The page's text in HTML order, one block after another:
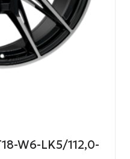
W6-LK5/112,0-